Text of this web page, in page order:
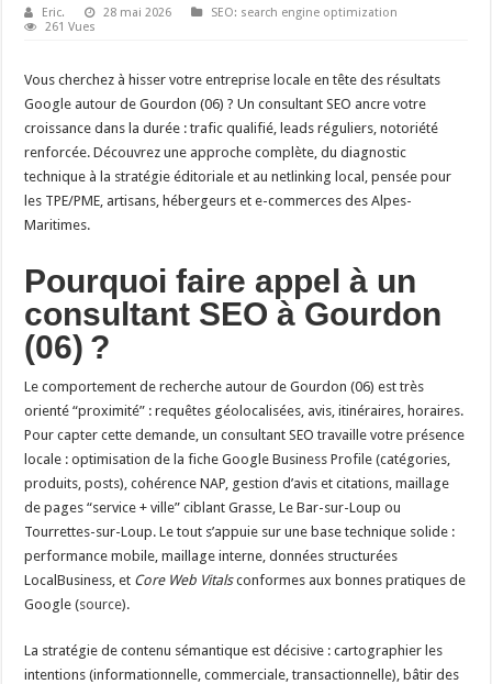
Eric. 28 mai 2026
SEO: search engine optimization
261 Vues
Vous cherchez à hisser votre entreprise locale en tête des résultats
Google autour de Gourdon (06) ? Un consultant SEO ancre votre
croissance dans la durée : trafic qualifié, leads réguliers, notoriété
renforcée. Découvrez une approche complète, du diagnostic
technique à la stratégie éditoriale et au netlinking local, pensée pour
les TPE/PME, artisans, hébergeurs et e-commerces des Alpes-
Maritimes.
Pourquoi faire appel à un
consultant SEO à Gourdon
(06) ?
Le comportement de recherche autour de Gourdon (06) est très
orienté “proximité” : requêtes géolocalisées, avis, itinéraires, horaires.
Pour capter cette demande, un consultant SEO travaille votre présence
locale : optimisation de la fiche Google Business Profile (catégories,
produits, posts), cohérence NAP, gestion d’avis et citations, maillage
de pages “service + ville” ciblant Grasse, Le Bar-sur-Loup ou
Tourrettes-sur-Loup. Le tout s’appuie sur une base technique solide :
performance mobile, maillage interne, données structurées
LocalBusiness, et Core Web Vitalsconformes aux bonnes pratiques de
Google (source).
La stratégie de contenu sémantique est décisive : cartographier les
intentions (informationnelle, commerciale, transactionnelle), bâtir des